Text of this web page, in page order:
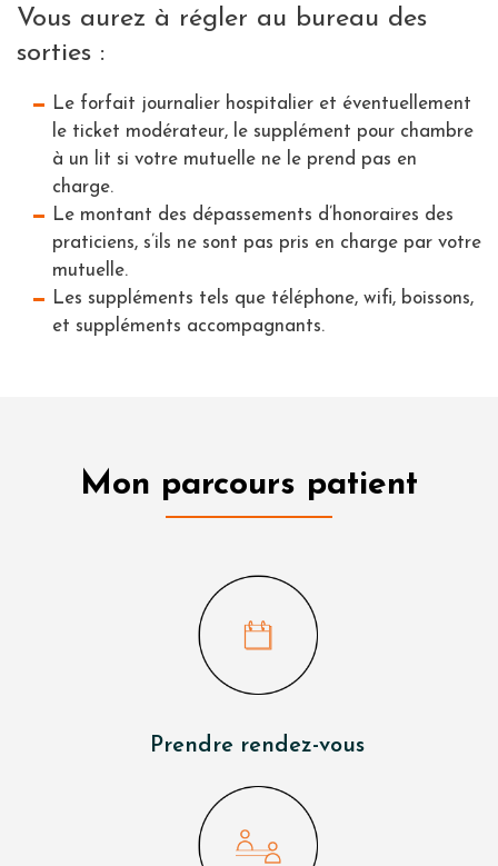
Vous aurez à régler au bureau des
sorties :
Le forfait journalier hospitalier et éventuellement
le ticket modérateur, le supplément pour chambre
à un lit si votre mutuelle ne le prend pas en
charge.
Le montant des dépassements d’honoraires des
praticiens, s’ils ne sont pas pris en charge par votre
mutuelle.
Les suppléments tels que téléphone, wifi, boissons,
et suppléments accompagnants.
Mon parcours patient
Prendre rendez-vous